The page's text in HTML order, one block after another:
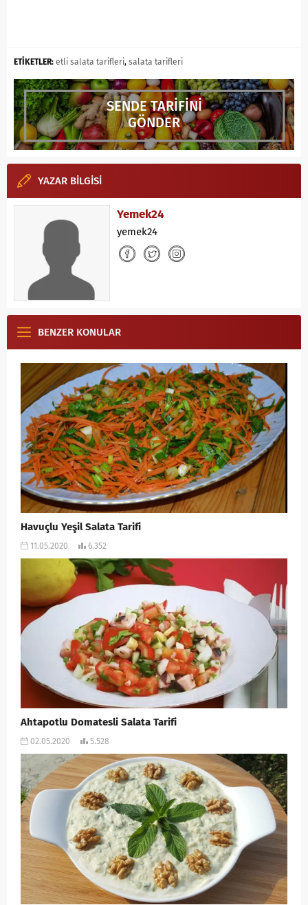
ETİKETLER: etli salata tarifleri, salata tarifleri
SENDE TARİFİNİ
GÖNDER
YAZAR BİLGİSİ
Yemek24
yemek24
BENZER KONULAR
Havuçlu Yeşil Salata Tarifi
11.05.2020 6.352
Ahtapotlu Domatesli Salata Tarifi
02.05.2020 5.528